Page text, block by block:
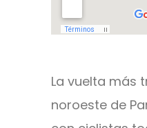
La vuelta más
noroeste de